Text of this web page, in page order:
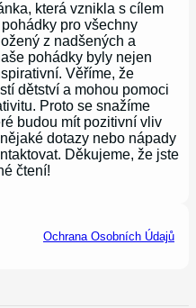
která vznikla s cílem
pro všechny
z nadšených a
pohádky byly nejen
Věříme, že
dětství a mohou pomoci
Proto se snažíme
budou mít pozitivní vliv
dotazy nebo nápady
Děkujeme, že jste
čtení!
Ochrana Osobních Údajů